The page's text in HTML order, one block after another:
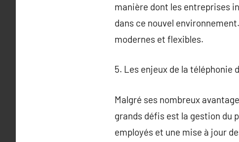
manière dont les entreprises
dans ce nouvel
modernes et flexibles.
5. Les enjeux de la téléphonie
Malgré ses nombreux
grands défis est la gestion du
employés et une mise à jour